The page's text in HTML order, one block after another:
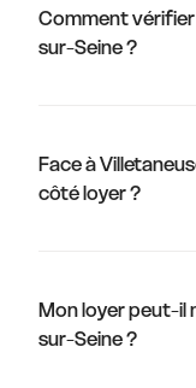
Comment
sur-Seine ?
Face à
côté loyer ?
Mon loyer peut-il
sur-Seine ?